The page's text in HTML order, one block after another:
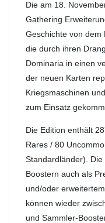
Die am 18.
Gathering
Geschichte von dem
die durch ihren
Dominaria in einen
der neuen Karten
Kriegsmaschinen
zum Einsatz
Die Edition enthält
Rares / 80
Standardländer).
Boostern auch als
und/oder
können wieder
und Sammler-